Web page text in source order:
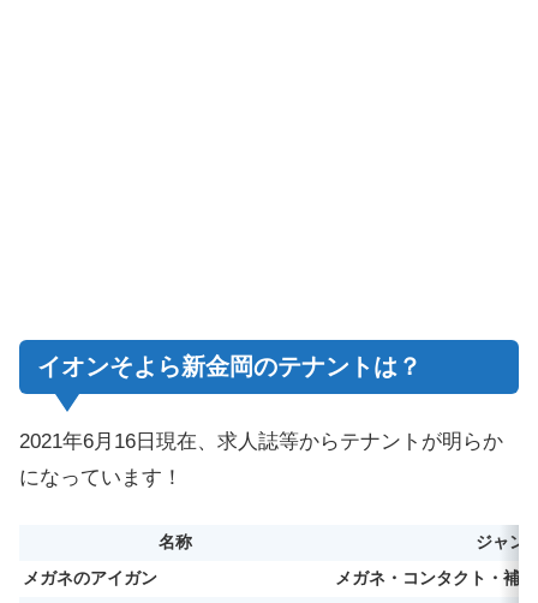
イオンそよら新金岡のテナントは？
2021年6月16日現在、求人誌等からテナントが明らか
になっています！
名称
ジャン
メガネのアイガン
メガネ・コンタクト・補